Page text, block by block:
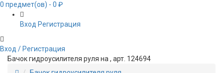
0 предмет(ов) - 0 ₽
Вход Регистрация
Вход / Регистрация
Бачок гидроусилителя руля на , арт. 124694